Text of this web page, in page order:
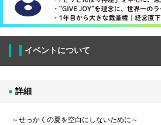
イベントについて
詳細
～せっかくの夏を空白にしないために～